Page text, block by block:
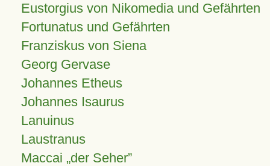
Eustorgius von Nikomedia und Gefährten
Fortunatus und Gefährten
Franziskus von Siena
Georg Gervase
Johannes Etheus
Johannes Isaurus
Lanuinus
Laustranus
Maccai „der Seher”